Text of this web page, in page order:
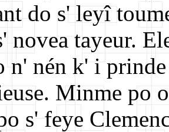
do s' leyî
novea tayeur.
n' nén k' i
Minme po
s' feye